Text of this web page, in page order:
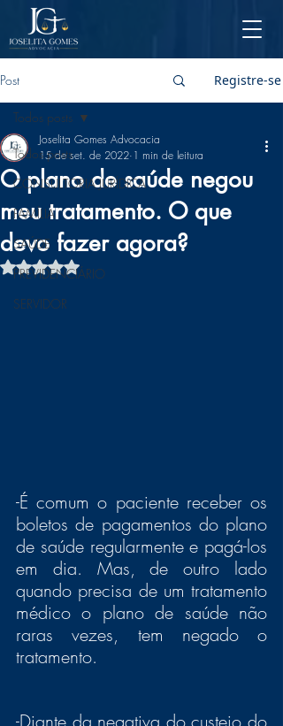
Post Registre-se
Todos posts
CONSULTORIA JURÍDICA
FAMÍLIA
SAÚDE
PREVIDENCIÁRIO
SERVIDOR
Todos posts
O plano de saúde negou
meu tratamento. O que
devo fazer agora?
Joselita Gomes Advocacia
15 de set. de 2022 1 min de leitura
Avaliado com NaN de 5 estrelas.
-É comum o paciente receber os
boletos de pagamentos do plano
de saúde regularmente e pagá-los
em dia. Mas, de outro lado
quando precisa de um tratamento
médico o plano de saúde não
raras vezes, tem negado o
tratamento.
-Diante da negativa do custeio do